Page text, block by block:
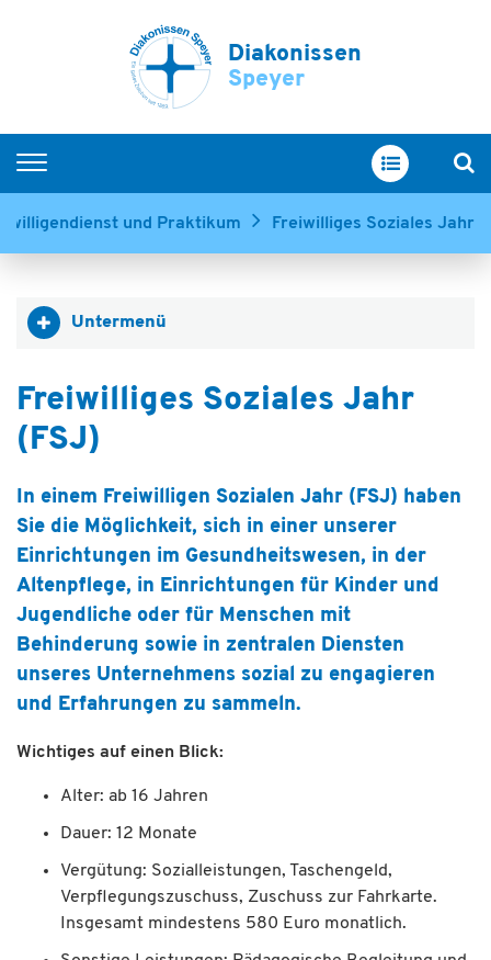
Diakonissen
Speyer
Startseite
Ausbildung
Fort- und Weiterbildung
Offene Stellen
und Praktikum Freiwilliges Soziales Jahr
Untermenü
Freiwilliges Soziales Jahr
(FSJ)
In einem Freiwilligen Sozialen Jahr (FSJ) haben
Sie die Möglichkeit, sich in einer unserer
Einrichtungen im Gesundheitswesen, in der
Altenpflege, in Einrichtungen für Kinder und
Jugendliche oder für Menschen mit
Behinderung sowie in zentralen Diensten
unseres Unternehmens sozial zu engagieren
und Erfahrungen zu sammeln.
Wichtiges auf einen Blick:
Alter: ab 16 Jahren
Dauer: 12 Monate
Vergütung: Sozialleistungen, Taschengeld,
Verpflegungszuschuss, Zuschuss zur Fahrkarte.
Insgesamt mindestens 580 Euro monatlich.